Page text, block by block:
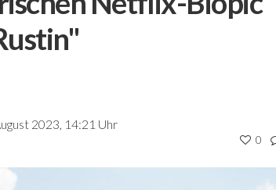
2023, 14:21 Uhr
0